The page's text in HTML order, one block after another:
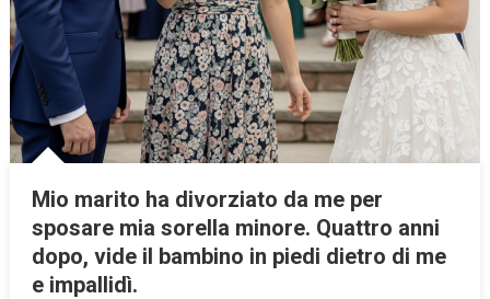
Mio marito ha divorziato da me per
sposare mia sorella minore. Quattro anni
dopo, vide il bambino in piedi dietro di me
e impallidì.